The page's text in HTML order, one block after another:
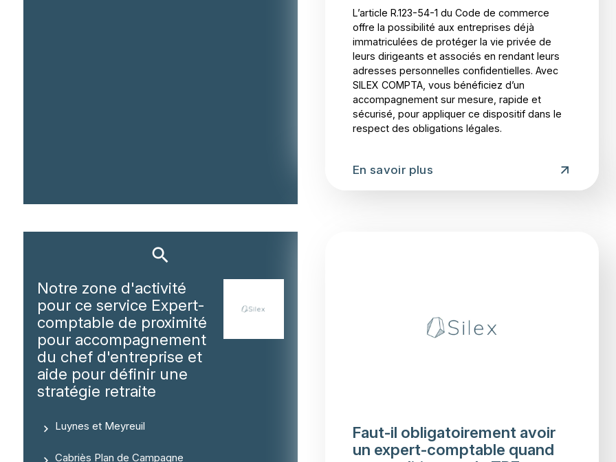
L’article R.123-54-1 du Code de commerce
offre la possibilité aux entreprises déjà
immatriculées de protéger la vie privée de
leurs dirigeants et associés en rendant leurs
adresses personnelles confidentielles. Avec
SILEX COMPTA, vous bénéficiez d’un
accompagnement sur mesure, rapide et
sécurisé, pour appliquer ce dispositif dans le
respect des obligations légales.
En savoir plus
Notre zone d'activité
pour ce service Expert-
comptable de proximité
pour accompagnement
du chef d'entreprise et
aide pour définir une
stratégie retraite
Luynes et Meyreuil
Cabriès Plan de Campagne
Faut-il obligatoirement avoir
un expert-comptable quand